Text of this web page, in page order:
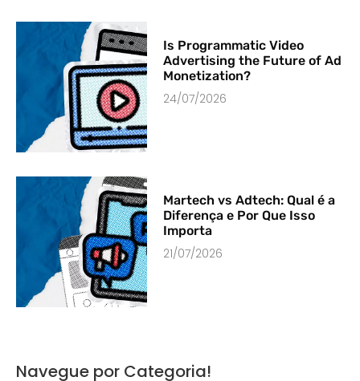
Is Programmatic Video
Advertising the Future of Ad
Monetization?
24/07/2026
Martech vs Adtech: Qual é a
Diferença e Por Que Isso
Importa
21/07/2026
Navegue por Categoria!